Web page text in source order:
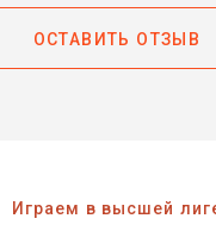
ОСТАВИТЬ ОТЗЫВ
Играем в высшей